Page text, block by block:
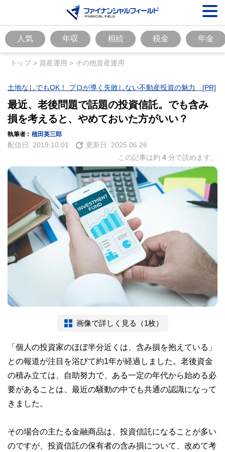
人気 年収 相続 税金 年金
トップ> 資産運用 > その他資産運用
土地なしでもOK！ プロが導く失敗しない不動産投資の魅力 [PR]
最近、老後問題で話題の投資信託。でも含み
損を考えると、やめておいた方がいい？
執筆者 : 植田英三郎
配信日: 2019.10.01 更新日: 2025.06.26
この記事は約 4 分で読めます。
画像で詳しく見る（1枚）
「個人の投資家のほぼ半分近くは、含み損を抱えている」
との報道が注目を浴びて約1年が経過しました。老後資金
の積み立ては、自助努力で、ある一定の年代から始める必
要があることは、最近の騒動の中でも共通の認識になって
きました。
その場合の主たる金融商品は、投資信託になることが多い
のですが、投資信託の保有者の含み損について、改めて考